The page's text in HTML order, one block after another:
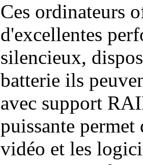
Ces ordinateurs
d'excellentes
silencieux,
batterie ils
avec support
puissante permet
vidéo et les